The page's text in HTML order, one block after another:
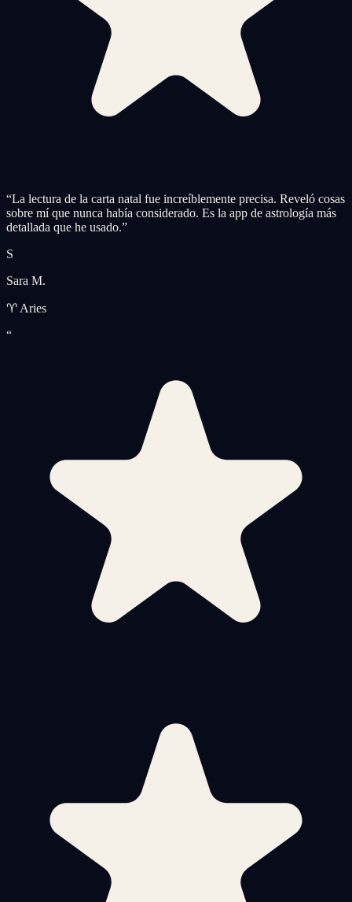
“La lectura de la carta natal fue increíblemente precisa. Reveló cosas
sobre mí que nunca había considerado. Es la app de astrología más
detallada que he usado.”
S
Sara M.
♈ Aries
“